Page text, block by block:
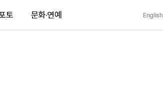
토 문화·연예 English